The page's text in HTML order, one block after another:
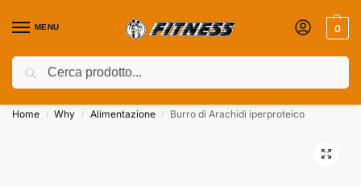
MENU 0
Coupon attivi ⚡ Aggiungili nel Carrello!
Home / Why / Alimentazione / Burro di Arachidi iperproteico